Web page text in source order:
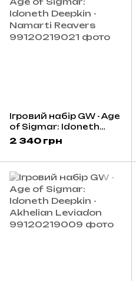
Ігровий набір GW - Age
of Sigmar: Idoneth
Deepkin - Namarti
2 340 грн